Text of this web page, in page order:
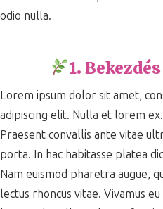
odio nulla.
1. Bekezdés
Lorem ipsum dolor sit amet,
adipiscing elit. Nulla et lorem ex.
Praesent convallis ante vitae
porta. In hac habitasse platea
Nam euismod pharetra augue,
lectus rhoncus vitae. Vivamus